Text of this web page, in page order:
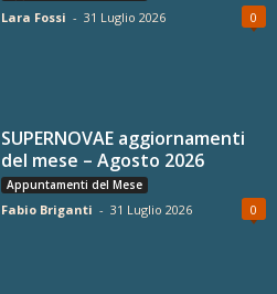
Lara Fossi - 31 Luglio 2026 0
SUPERNOVAE aggiornamenti
del mese – Agosto 2026
Appuntamenti del Mese
Fabio Briganti - 31 Luglio 2026 0